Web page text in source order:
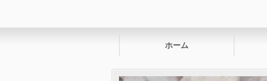
ホーム